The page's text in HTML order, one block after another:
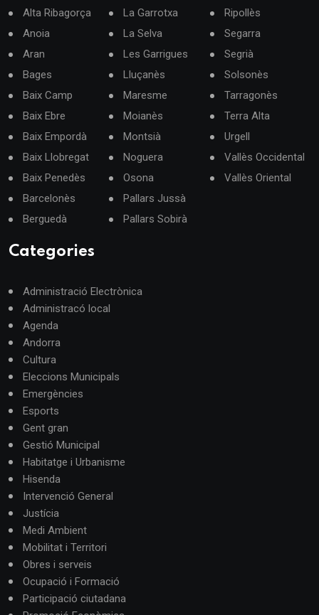
Alta Ribagorça
Anoia
Aran
Bages
Baix Camp
Baix Ebre
Baix Empordà
Baix Llobregat
Baix Penedès
Barcelonès
Berguedà
La Garrotxa
La Selva
Les Garrigues
Lluçanès
Maresme
Moianès
Montsià
Noguera
Osona
Pallars Jussà
Pallars Sobirà
Ripollès
Segarra
Segrià
Solsonès
Tarragonès
Terra Alta
Urgell
Vallès Occidental
Vallès Oriental
Categories
Administració Electrònica
Administracó local
Agenda
Andorra
Cultura
Eleccions Municipals
Emergències
Esports
Gent gran
Gestió Municipal
Habitatge i Urbanisme
Hisenda
Intervenció General
Justícia
Medi Ambient
Mobilitat i Territori
Obres i serveis
Ocupació i Formació
Participació ciutadana